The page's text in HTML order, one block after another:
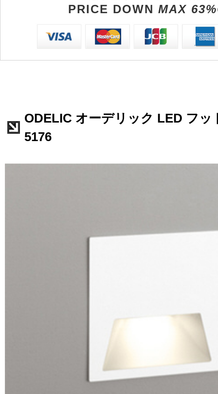
PRICE DOWN MAX
ODELIC オーデリック LED フッ
5176